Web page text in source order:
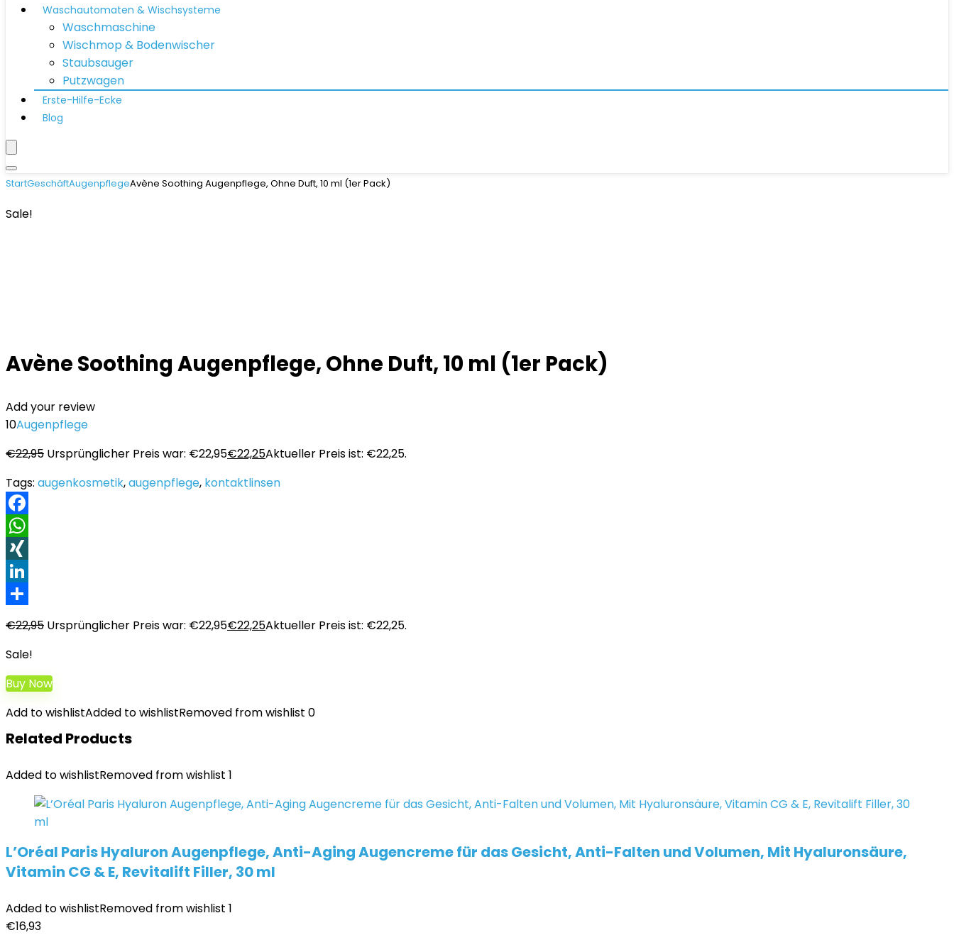
Waschautomaten & Wischsysteme
Waschmaschine
Wischmop & Bodenwischer
Staubsauger
Putzwagen
Erste-Hilfe-Ecke
Blog
StartGeschäftAugenpflegeAvène Soothing Augenpflege, Ohne Duft, 10 ml (1er Pack)
Sale!
Avène Soothing Augenpflege, Ohne Duft, 10 ml (1er Pack)
Add your review
10Augenpflege
€22,95 Ursprünglicher Preis war: €22,95€22,25Aktueller Preis ist: €22,25.
Tags: augenkosmetik,augenpflege, kontaktlinsen
Facebook
WhatsApp
XING
LinkedIn
€22,95 Ursprünglicher Preis war: €22,95€22,25Aktueller Preis ist: €22,25.
Sale!
Buy Now
Add to wishlistAdded to wishlistRemoved from wishlist 0
Related Products
Added to wishlistRemoved from wishlist 1
L’Oréal Paris Hyaluron Augenpflege, Anti-Aging Augencreme für das Gesicht, Anti-Falten und Volumen, Mit Hyaluronsäure,
Vitamin CG & E, Revitalift Filler, 30 ml
Added to wishlistRemoved from wishlist 1
€16,93